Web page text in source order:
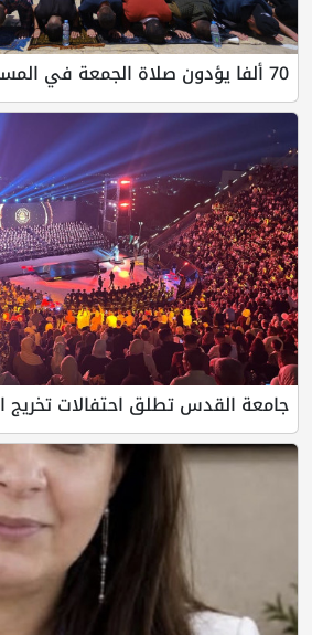
70 ألفا يؤدون صلاة الجمعة في المسجد الأق...
جامعة القدس تطلق احتفالات تخريج